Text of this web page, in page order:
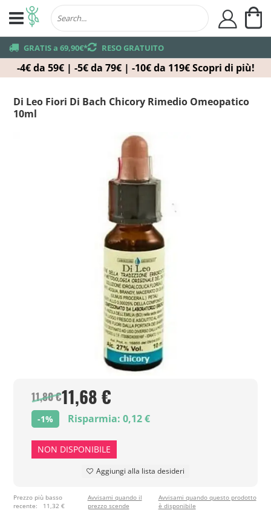
-4€ da 59€ | -5€ da 79€ | -10€ da 119€ Scopri di più!
truck GRATIS a 69,90€*returns RESO GRATUITO
user
Di Leo Fiori Di Bach Chicory Rimedio Omeopatico
10ml
11,80 €11,68 €
-1% Risparmia: 0,12 €
NON DISPONIBILE
Aggiungi alla lista desideri
Prezzo più basso
recente:
11,32 €
Avvisami quando il
prezzo scende
Avvisami quando questo prodotto
è disponibile